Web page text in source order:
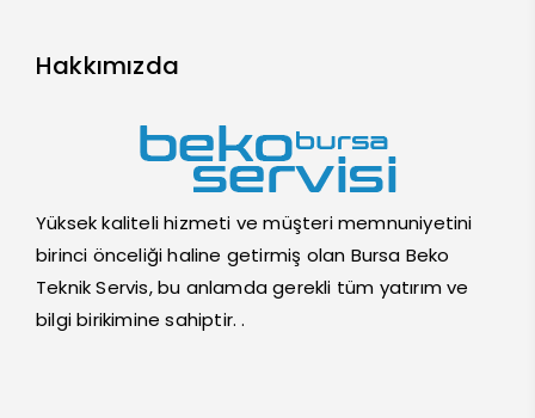
Hakkımızda
Yüksek kaliteli hizmeti ve müşteri memnuniyetini
birinci önceliği haline getirmiş olan Bursa Beko
Teknik Servis, bu anlamda gerekli tüm yatırım ve
bilgi birikimine sahiptir. .